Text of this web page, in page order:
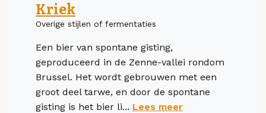
Kriek
Overige stijlen of fermentaties
Een bier van spontane gisting,
geproduceerd in de Zenne-vallei rondom
Brussel. Het wordt gebrouwen met een
groot deel tarwe, en door de spontane
gisting is het bier li... Lees meer